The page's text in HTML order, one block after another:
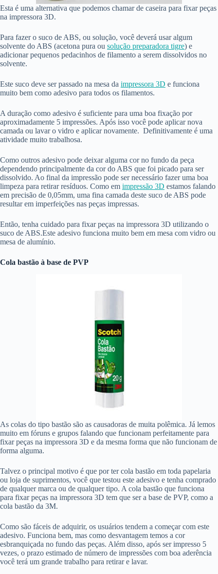
Esta é uma alternativa que podemos chamar de caseira para fixar peças
na impressora 3D.
Para fazer o suco de ABS, ou solução, você deverá usar algum
solvente do ABS (acetona pura ou solução preparadora tigre) e
adicionar pequenos pedacinhos de filamento a serem dissolvidos no
solvente.
Este suco deve ser passado na mesa da impressora 3D e funciona
muito bem como adesivo para todos os filamentos.
A duração como adesivo é suficiente para uma boa fixação por
aproximadamente 5 impressões. Após isso você pode aplicar nova
camada ou lavar o vidro e aplicar novamente. Definitivamente é uma
atividade muito trabalhosa.
Como outros adesivo pode deixar alguma cor no fundo da peça
dependendo principalmente da cor do ABS que foi picado para ser
dissolvido. Ao final da impressão pode ser necessário fazer uma boa
limpeza para retirar resíduos. Como em impressão 3D estamos falando
em precisão de 0,05mm, uma fina camada deste suco de ABS pode
resultar em imperfeições nas peças impressas.
Então, tenha cuidado para fixar peças na impressora 3D utilizando o
suco de ABS.Este adesivo funciona muito bem em mesa com vidro ou
mesa de alumínio.
Cola bastão à base de PVP
As colas do tipo bastão são as causadoras de muita polêmica. Já lemos
muito em fóruns e grupos falando que funcionam perfeitamente para
fixar peças na impressora 3D e da mesma forma que não funcionam de
forma alguma.
Talvez o principal motivo é que por ter cola bastão em toda papelaria
ou loja de suprimentos, você que testou este adesivo e tenha comprado
de qualquer marca ou de qualquer tipo. A cola bastão que funciona
para fixar peças na impressora 3D tem que ser a base de PVP, como a
cola bastão da 3M.
Como são fáceis de adquirir, os usuários tendem a começar com este
adesivo. Funciona bem, mas como desvantagem temos a cor
esbranquiçada no fundo das peças. Além disso, após ser impresso 5
vezes, o prazo estimado de número de impressões com boa aderência
você terá um grande trabalho para retirar e lavar.